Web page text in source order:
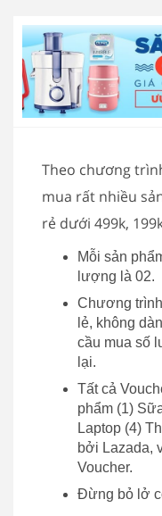
Theo chương
mua rất nhiều
rẻ dưới 499k,
Mỗi sản
lượng là 02.
Chương
lẻ, không
cầu mua số
lại.
Tất cả
phẩm (1)
Laptop (4)
bởi Lazada,
Voucher.
Đừng bỏ lở